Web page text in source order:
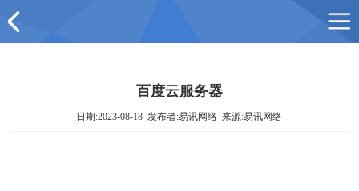
百度云服务器
日期:2023-08-18 发布者:易讯网络 来源:易讯网络